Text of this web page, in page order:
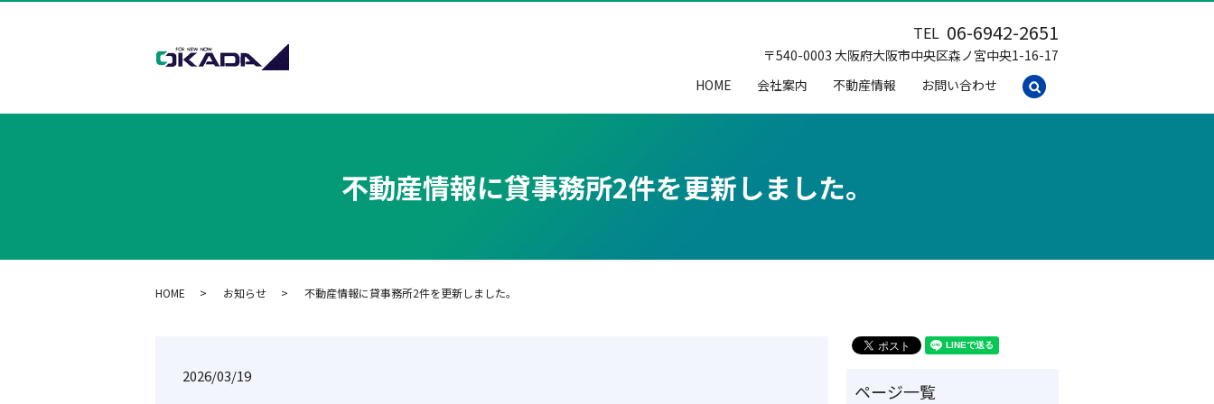
HOME 会社案内 不動産情報 お問い合わせ
TEL 06-6942-2651
〒540-0003 大阪府大阪市中央区森ノ宮中央1-16-17
不動産情報に貸事務所2件を更新しました。
HOME お知らせ 不動産情報に貸事務所2件を更新しました。
2026/03/19